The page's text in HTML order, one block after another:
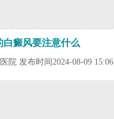
白癜风要注意什么
院 发布时间2024-08-09 15:06